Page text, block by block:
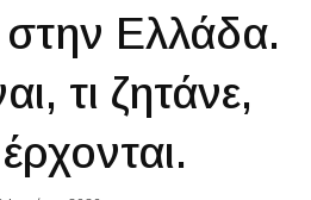
Ελλάδα.
τι ζητάνε,
έρχονται.